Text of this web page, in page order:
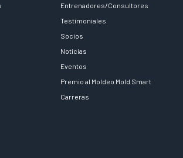
Entrenadores/Consultores
Testimoniales
Socios
Noticias
Eventos
Premio al Moldeo Mold Smart
Carreras